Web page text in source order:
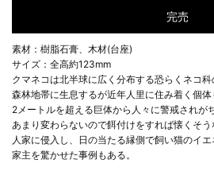
完売
素材：樹脂石膏、木材(台座)
サイズ：全高約123mm
クマネコは北半球に広く分布する恐らくネコ
森林地帯に生息するが近年人里に住み着く個体
2メートルを超える巨体から人々に警戒されが
あまり変わらないので餌付けをすれば懐くそう
人家に侵入し、日の当たる縁側で飼い猫のイ
家主を驚かせた事例もある。